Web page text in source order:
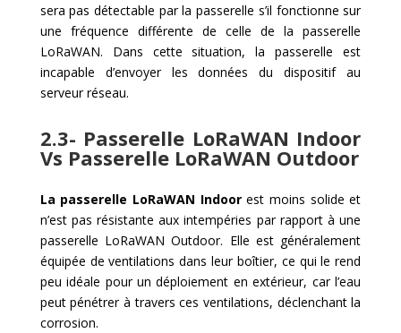
sera pas détectable par la passerelle s’il fonctionne sur
une fréquence différente de celle de la passerelle
LoRaWAN. Dans cette situation, la passerelle est
incapable d’envoyer les données du dispositif au
serveur réseau.
2.3- Passerelle LoRaWAN Indoor
Vs Passerelle LoRaWAN Outdoor
La passerelle LoRaWAN Indoorest moins solide et
n’est pas résistante aux intempéries par rapport à une
passerelle LoRaWAN Outdoor. Elle est généralement
équipée de ventilations dans leur boîtier, ce qui le rend
peu idéale pour un déploiement en extérieur, car l’eau
peut pénétrer à travers ces ventilations, déclenchant la
corrosion.